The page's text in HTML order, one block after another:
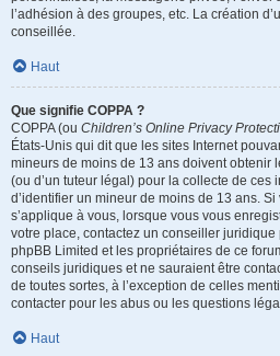
l’adhésion à des groupes, etc. La création
conseillée.
Haut
Que signifie COPPA ?
COPPA (ou Children’s Online Privacy
États-Unis qui dit que les sites Internet
mineurs de moins de 13 ans doivent obtenir
(ou d’un tuteur légal) pour la collecte de ces
d’identifier un mineur de moins de 13 ans.
s’applique à vous, lorsque vous vous
votre place, contactez un conseiller
phpBB Limited et les propriétaires de ce
conseils juridiques et ne sauraient être
de toutes sortes, à l’exception de celles
contacter pour les abus ou les questions
Haut